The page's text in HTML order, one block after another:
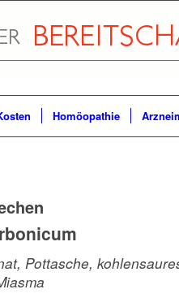
Homöopathie
Pottasche,